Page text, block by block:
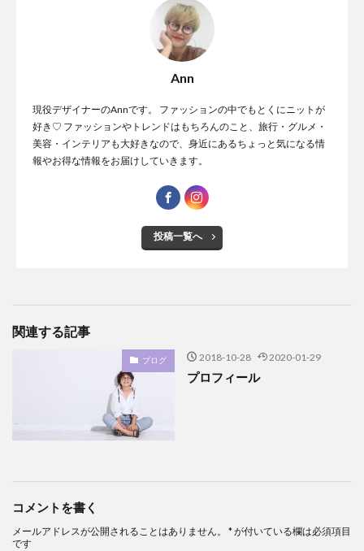
Ann
現役デザイナーのAnnです。 ファッションの中でもとくにニットが
好き♡ ファッションやトレンドはもちろんのこと、旅行・グルメ・
美容・インテリアも大好きなので、身近にあるちょっと気になる情
報やお得な情報をお届けしていきます。
投稿一覧へ
関連する記事
ブログ 2018-10-28 2020-01-29
プロフィール
コメントを書く
メールアドレスが公開されることはありません。 *が付いている欄は必須項目
です